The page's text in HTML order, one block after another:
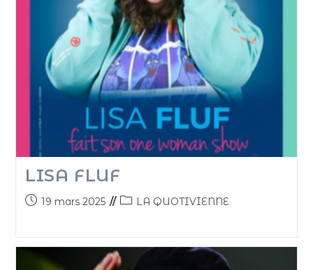
LISA FLUF
19 mars 2025 LA QUOTIVIENNE